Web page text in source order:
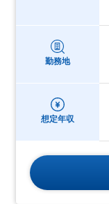
勤務地
想定年収